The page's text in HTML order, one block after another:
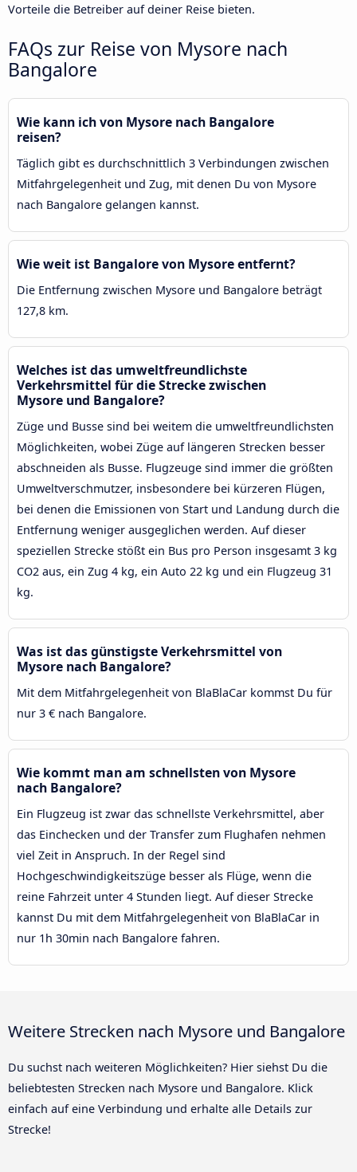
Vorteile die Betreiber auf deiner Reise bieten.
FAQs zur Reise von Mysore nach
Bangalore
Wie kann ich von Mysore nach Bangalore
reisen?
Täglich gibt es durchschnittlich 3 Verbindungen zwischen
Mitfahrgelegenheit und Zug, mit denen Du von Mysore
nach Bangalore gelangen kannst.
Wie weit ist Bangalore von Mysore entfernt?
Die Entfernung zwischen Mysore und Bangalore beträgt
127,8 km.
Welches ist das umweltfreundlichste
Verkehrsmittel für die Strecke zwischen
Mysore und Bangalore?
Züge und Busse sind bei weitem die umweltfreundlichsten
Möglichkeiten, wobei Züge auf längeren Strecken besser
abschneiden als Busse. Flugzeuge sind immer die größten
Umweltverschmutzer, insbesondere bei kürzeren Flügen,
bei denen die Emissionen von Start und Landung durch die
Entfernung weniger ausgeglichen werden. Auf dieser
speziellen Strecke stößt ein Bus pro Person insgesamt 3 kg
CO2 aus, ein Zug 4 kg, ein Auto 22 kg und ein Flugzeug 31
kg.
Was ist das günstigste Verkehrsmittel von
Mysore nach Bangalore?
Mit dem Mitfahrgelegenheit von BlaBlaCar kommst Du für
nur 3 € nach Bangalore.
Wie kommt man am schnellsten von Mysore
nach Bangalore?
Ein Flugzeug ist zwar das schnellste Verkehrsmittel, aber
das Einchecken und der Transfer zum Flughafen nehmen
viel Zeit in Anspruch. In der Regel sind
Hochgeschwindigkeitszüge besser als Flüge, wenn die
reine Fahrzeit unter 4 Stunden liegt. Auf dieser Strecke
kannst Du mit dem Mitfahrgelegenheit von BlaBlaCar in
nur 1h 30min nach Bangalore fahren.
Weitere Strecken nach Mysore und Bangalore
Du suchst nach weiteren Möglichkeiten? Hier siehst Du die
beliebtesten Strecken nach Mysore und Bangalore. Klick
einfach auf eine Verbindung und erhalte alle Details zur
Strecke!